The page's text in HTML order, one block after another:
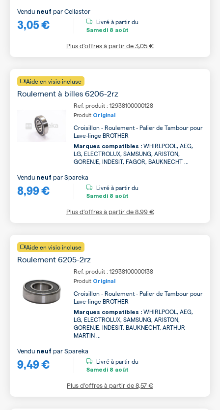
3,05 €
Vendu neuf parCellastor
Livré à partir du
Samedi 8 août
Plus d’offres à partir de3,05 €
Aide en visio incluse
Roulement à billes 6206-2rz
Ref. produit : 12938100000128
Produit Original
Croisillon - Roulement - Palier de Tambour pour
Lave-linge BROTHER
Marques compatibles : WHIRLPOOL, AEG,
LG, ELECTROLUX, SAMSUNG, ARISTON,
GORENJE, INDESIT, FAGOR, BAUKNECHT ...
8,99 €
Vendu neuf parSpareka
Livré à partir du
Samedi 8 août
Plus d’offres à partir de8,99 €
Aide en visio incluse
Roulement 6205-2rz
Ref. produit : 12938100000138
Produit Original
Croisillon - Roulement - Palier de Tambour pour
Lave-linge BROTHER
Marques compatibles : WHIRLPOOL, AEG,
LG, ELECTROLUX, SAMSUNG, ARISTON,
GORENJE, INDESIT, BAUKNECHT, ARTHUR
MARTIN ...
9,49 €
Vendu neuf parSpareka
Livré à partir du
Samedi 8 août
Plus d’offres à partir de8,57 €